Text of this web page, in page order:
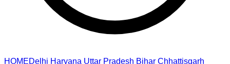
HOMEDelhi Haryana Uttar Pradesh Bihar Chhattisgarh